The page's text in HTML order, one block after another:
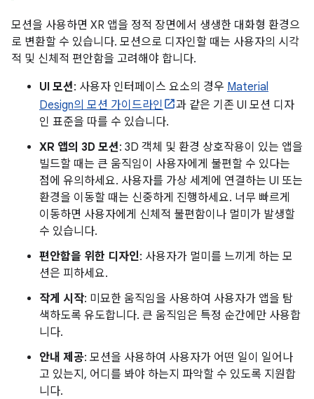
모션을 사용하면 XR 앱을 정적 장면에서 생생한 대화형 환경으
로 변환할 수 있습니다. 모션으로 디자인할 때는 사용자의 시각
적 및 신체적 편안함을 고려해야 합니다.
UI 모션: 사용자 인터페이스 요소의 경우 Material
Design의 모션 가이드라인
과 같은 기존 UI 모션 디자
인 표준을 따를 수 있습니다.
XR 앱의 3D 모션: 3D 객체 및 환경 상호작용이 있는 앱을
빌드할 때는 큰 움직임이 사용자에게 불편할 수 있다는
점에 유의하세요. 사용자를 가상 세계에 연결하는 UI 또는
환경을 이동할 때는 신중하게 진행하세요. 너무 빠르게
이동하면 사용자에게 신체적 불편함이나 멀미가 발생할
수 있습니다.
편안함을 위한 디자인: 사용자가 멀미를 느끼게 하는 모
션은 피하세요.
작게 시작: 미묘한 움직임을 사용하여 사용자가 앱을 탐
색하도록 유도합니다. 큰 움직임은 특정 순간에만 사용합
니다.
안내 제공: 모션을 사용하여 사용자가 어떤 일이 일어나
고 있는지, 어디를 봐야 하는지 파악할 수 있도록 지원합
니다.